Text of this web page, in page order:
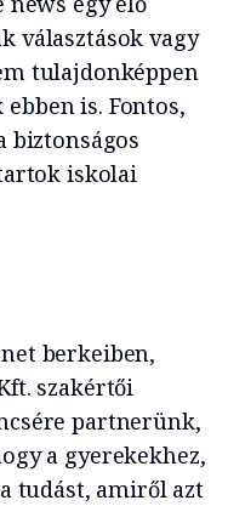
választások vagy
tulajdonképpen
is. Fontos,
biztonságos
iskolai
berkeiben,
szakértői
partnerünk,
a gyerekekhez,
tudást, amiről azt